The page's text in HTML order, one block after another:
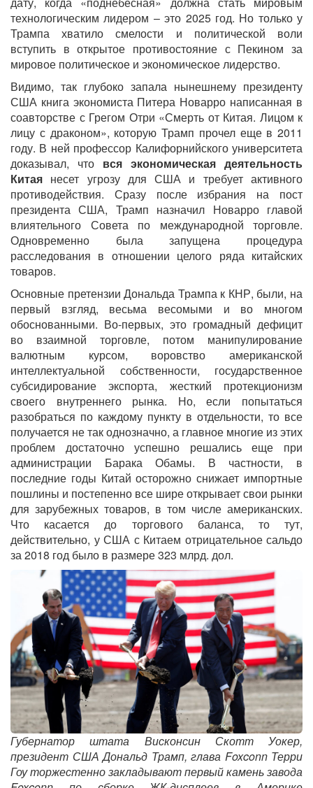
технологическим лидером – это 2025 год. Но только у
Трампа хватило смелости и политической воли
вступить в открытое противостояние с Пекином за
мировое политическое и экономическое лидерство.
Видимо, так глубоко запала нынешнему президенту
США книга экономиста Питера Новарро написанная в
соавторстве с Грегом Отри «Смерть от Китая. Лицом к
лицу с драконом», которую Трамп прочел еще в 2011
году. В ней профессор Калифорнийского университета
доказывал, что вся экономическая деятельность
Китая несет угрозу для США и требует активного
противодействия. Сразу после избрания на пост
президента США, Трамп назначил Новарро главой
влиятельного Совета по международной торговле.
Одновременно была запущена процедура
расследования в отношении целого ряда китайских
товаров.
Основные претензии Дональда Трампа к КНР, были, на
первый взгляд, весьма весомыми и во многом
обоснованными. Во-первых, это громадный дефицит
во взаимной торговле, потом манипулирование
валютным курсом, воровство американской
интеллектуальной собственности, государственное
субсидирование экспорта, жесткий протекционизм
своего внутреннего рынка. Но, если попытаться
разобраться по каждому пункту в отдельности, то все
получается не так однозначно, а главное многие из этих
проблем достаточно успешно решались еще при
администрации Барака Обамы. В частности, в
последние годы Китай осторожно снижает импортные
пошлины и постепенно все шире открывает свои рынки
для зарубежных товаров, в том числе американских.
Что касается до торгового баланса, то тут,
действительно, у США с Китаем отрицательное сальдо
за 2018 год было в размере 323 млрд. дол.
Губернатор штата Висконсин Скотт Уокер,
президент США Дональд Трамп, глава Foxconn Терри
Гоу торжестенно закладывают первый камень завода